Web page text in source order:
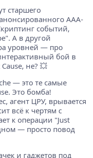
старшего
AAA-
событий,
А в другой
уровней — про
бой в
не? 💥
— это те самые
Это бомба!
агент ЦРУ, врывается
всё к чертям с
к операции "Just
— просто повод
и гаджетов под